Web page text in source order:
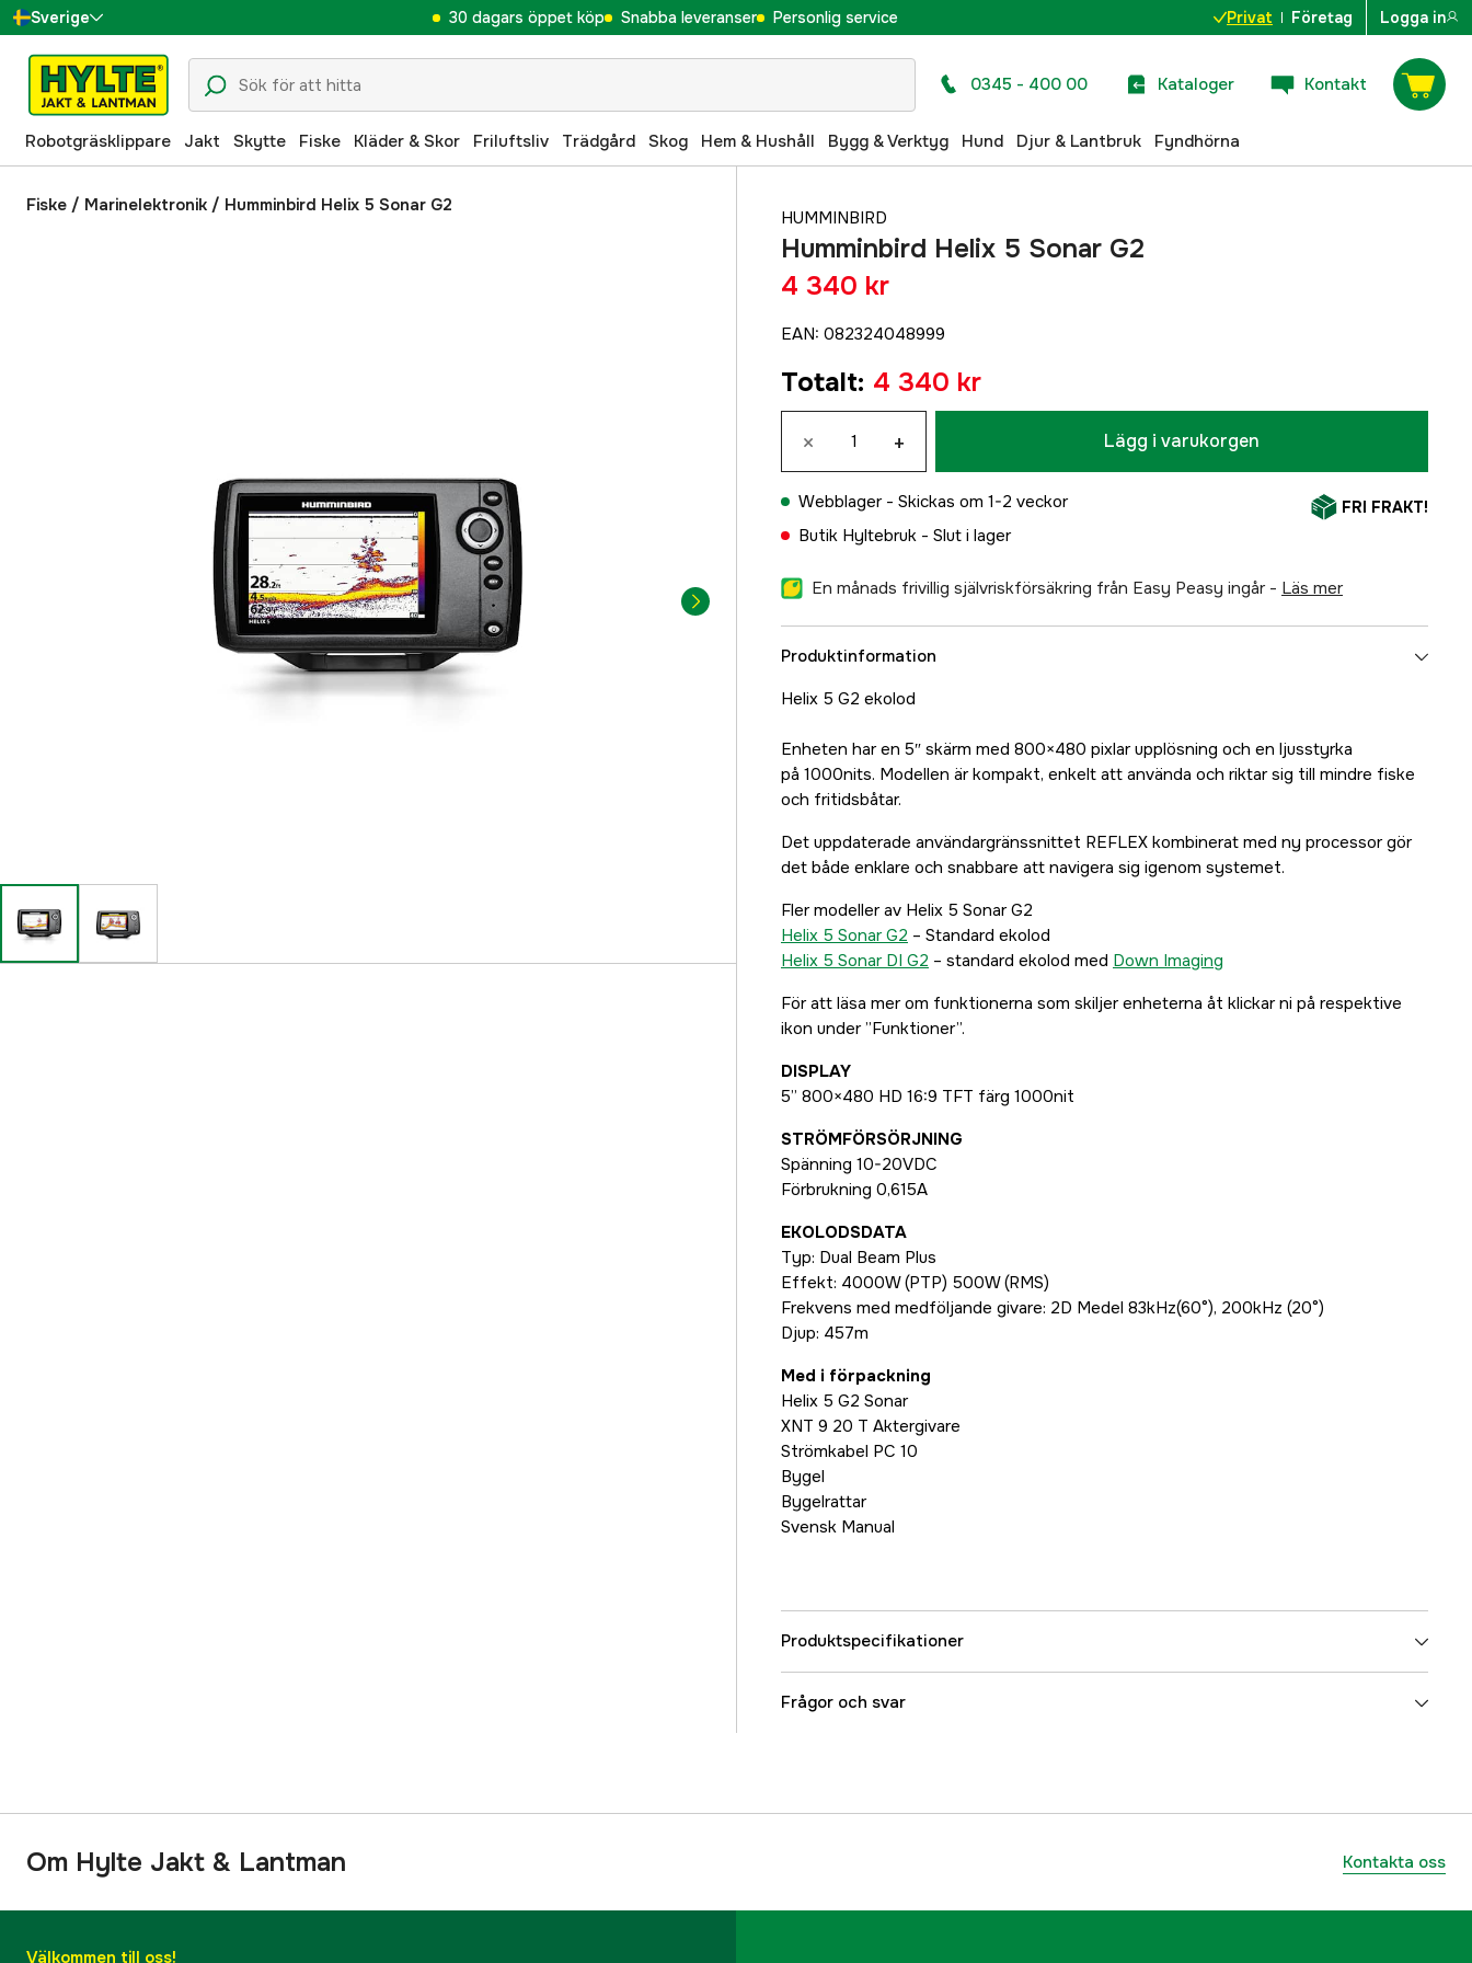
Sverige
Danmark
Suomi
Norge
Deutschland
30 dagars öppet köp Snabba leveranser Personlig service Privat Företag Logga in
0345 - 400 00 Kataloger Kontakt
Robotgräsklippare Jakt Skytte Fiske Kläder & Skor Friluftsliv Trädgård Skog Hem & Hushåll Bygg & Verktyg Hund Djur & Lantbruk Fyndhörna
Fiske / Marinelektronik / Humminbird Helix 5 Sonar G2
HUMMINBIRD
Humminbird Helix 5 Sonar G2
4 340 kr
EAN: 082324048999
Totalt: 4 340 kr
× + Lägg i varukorgen
Webblager - Skickas om 1-2 veckor
Butik Hyltebruk - Slut i lager
FRI FRAKT!
En månads frivillig självriskförsäkring från Easy Peasy ingår - läs mer
Produktinformation
Helix 5 G2 ekolod
Enheten har en 5″ skärm med 800×480 pixlar upplösning och en ljusstyrka
på 1000nits. Modellen är kompakt, enkelt att använda och riktar sig till mindre fiske
och fritidsbåtar.
Det uppdaterade användargränssnittet REFLEX kombinerat med ny processor gör
det både enklare och snabbare att navigera sig igenom systemet.
Fler modeller av Helix 5 Sonar G2
Helix 5 Sonar G2 – Standard ekolod
Helix 5 Sonar DI G2 – standard ekolod med Down Imaging
För att läsa mer om funktionerna som skiljer enheterna åt klickar ni på respektive
ikon under ”Funktioner”.
DISPLAY
5” 800×480 HD 16:9 TFT färg 1000nit
STRÖMFÖRSÖRJNING
Spänning 10-20VDC
Förbrukning 0,615A
EKOLODSDATA
Typ: Dual Beam Plus
Effekt: 4000W (PTP) 500W (RMS)
Frekvens med medföljande givare: 2D Medel 83kHz(60°), 200kHz (20°)
Djup: 457m
Med i förpackning
Helix 5 G2 Sonar
XNT 9 20 T Aktergivare
Strömkabel PC 10
Bygel
Bygelrattar
Svensk Manual
Produktspecifikationer
Referensnummer
EAN 082324048999
Frågor och svar
Om Hylte Jakt & Lantman Kontakta oss
Välkommen till oss!